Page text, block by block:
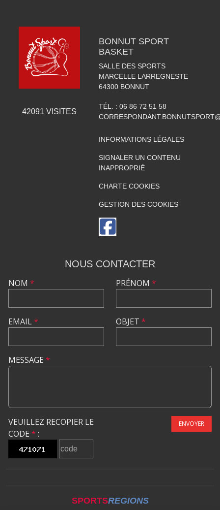
42091 VISITES
BONNUT SPORT
BASKET
SALLE DES SPORTS
MARCELLE LARREGNESTE
64300 BONNUT
TÉL. : 06 86 72 51 58
INFORMATIONS LÉGALES
SIGNALER UN CONTENU
INAPPROPRIÉ
CHARTE COOKIES
GESTION DES COOKIES
NOUS CONTACTER
NOM *
EMAIL*
PRÉNOM *
OBJET *
MESSAGE *
VEUILLEZ RECOPIER LE
CODE * :
ENVOYER
SPORTSREGIONS